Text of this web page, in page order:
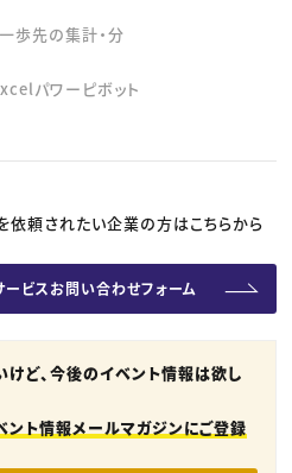
歩先の集計・分
パワーピボット
頼されたい企業の方はこちらから
ビスお問い合わせフォーム
けど、今後のイベント情報は欲し
ント情報メールマガジンにご登録